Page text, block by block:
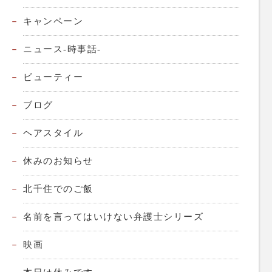
キャンペーン
ニュース-時事話-
ビューティー
ブログ
ヘアスタイル
休みのお知らせ
北千住でのご飯
名前を言ってはいけない弁護士シリーズ
映画